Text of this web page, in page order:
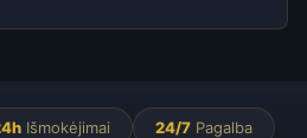
Išmokėjimai 24/7Pagalba